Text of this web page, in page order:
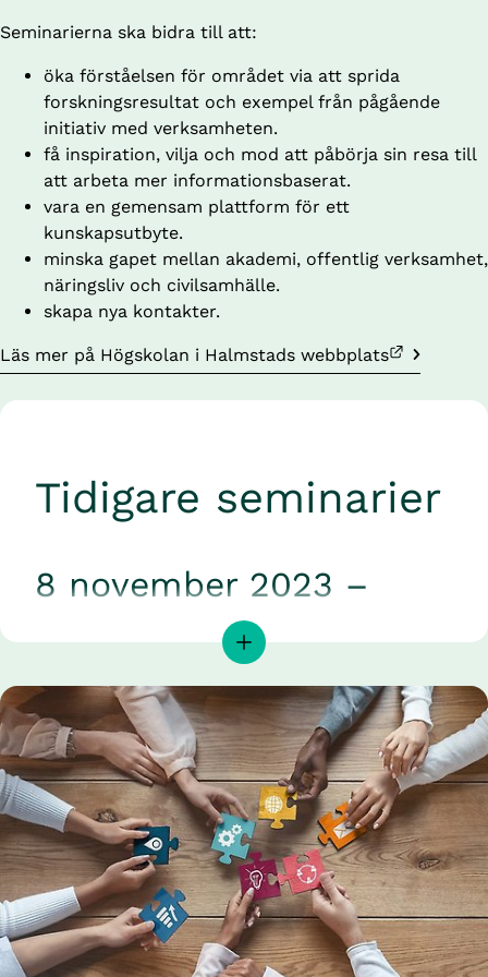
Seminarierna ska bidra till att:
öka förståelsen för området via att sprida
forskningsresultat och exempel från pågående
initiativ med verksamheten.
få inspiration, vilja och mod att påbörja sin resa till
att arbeta mer informationsbaserat.
vara en gemensam plattform för ett
kunskapsutbyte.
minska gapet mellan akademi, offentlig verksamhet,
näringsliv och civilsamhälle.
skapa nya kontakter.
Läs mer på Högskolan i Halmstads webbplats
Länk till annan webbplats.
Tidigare seminarier
8 november 2023 –
Utmaningar med
användandet av AI inom
hälso- och sjukvården
Artificiell intelligens (AI) kan hjälpa hälso- och
sjukvården att hantera sitt uppdrag med att
erbjuda vårdtagarna en mer personcentrerad
vård, men det finns utmaningar med den nya
tekniken.
Seminariet kommer att belysa tekniska, etiska
och juridiska aspekter av att implementera AI för